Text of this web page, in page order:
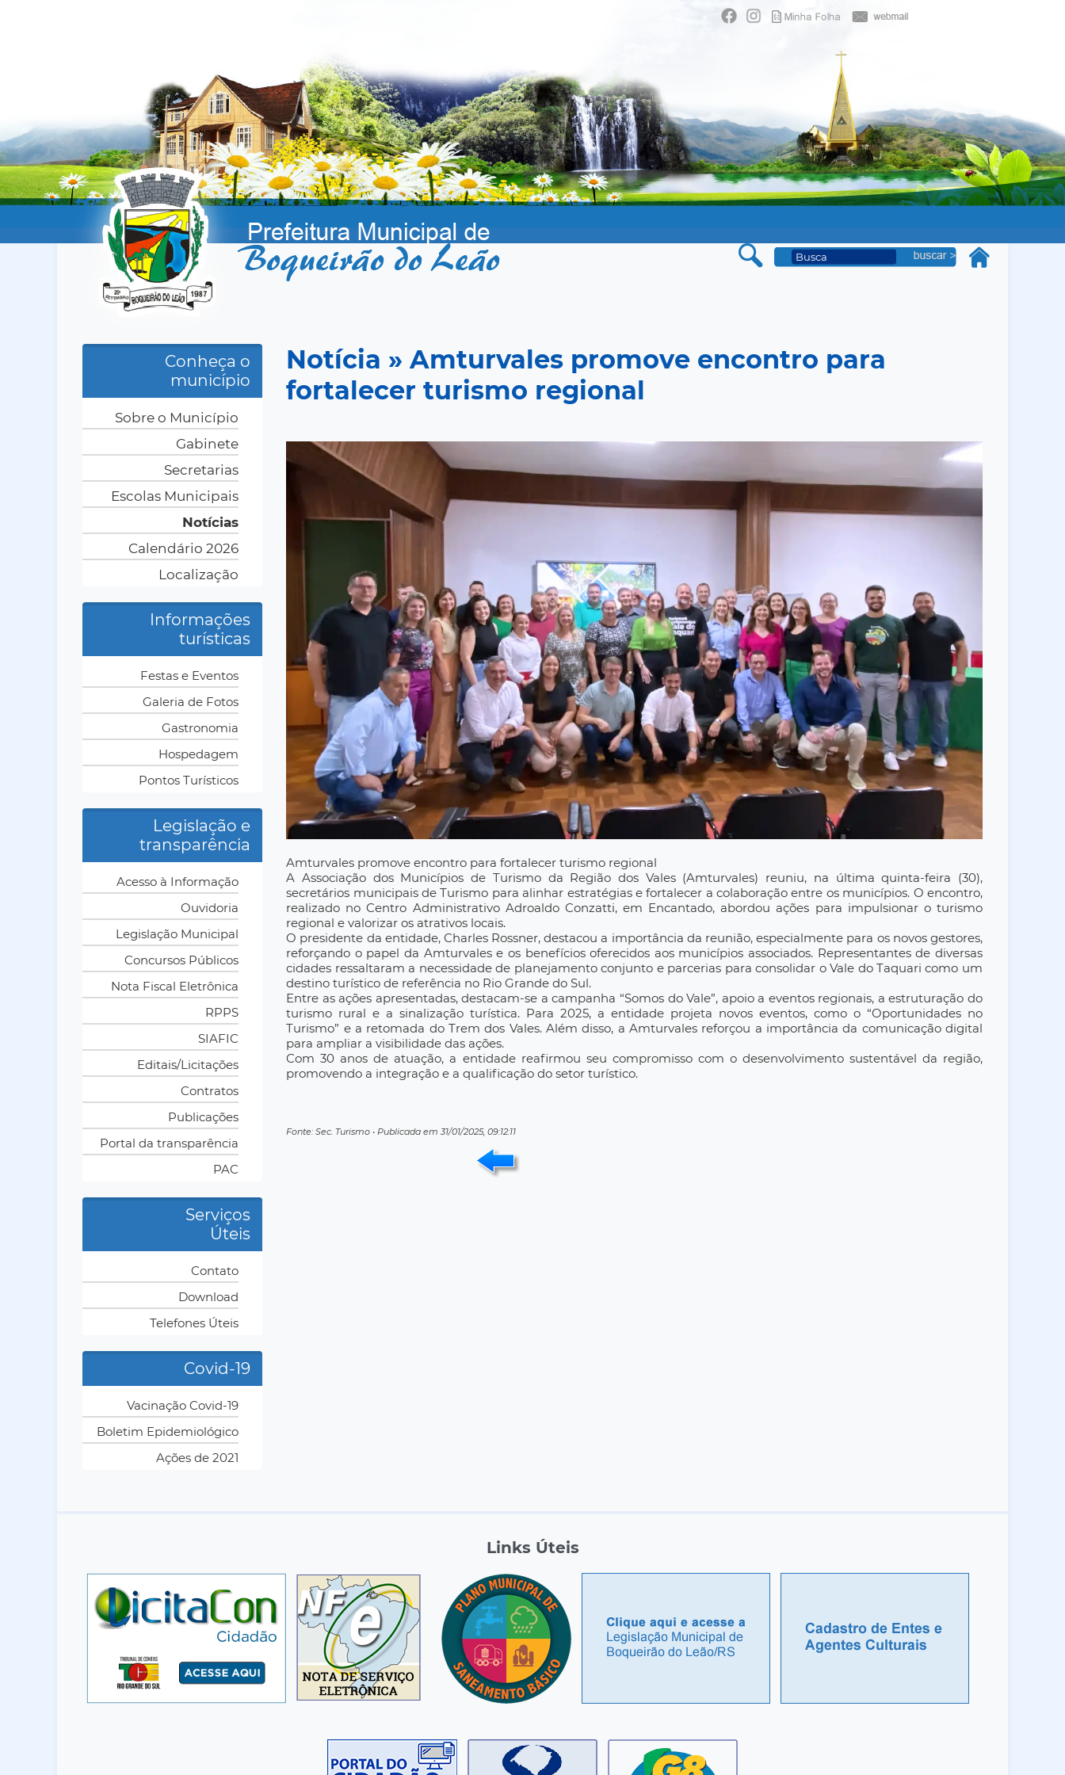
Conheça o
município
Sobre o Município
Gabinete
Secretarias
Escolas Municipais
Notícias
Calendário 2026
Localização
Informações
turísticas
Festas e Eventos
Galeria de Fotos
Gastronomia
Hospedagem
Pontos Turísticos
Legislação e
transparência
Acesso à Informação
Ouvidoria
Legislação Municipal
Concursos Públicos
Nota Fiscal Eletrônica
RPPS
SIAFIC
Editais/Licitações
Contratos
Publicações
Portal da transparência
PAC
Serviços
Úteis
Contato
Download
Telefones Úteis
Covid-19
Vacinação Covid-19
Boletim Epidemiológico
Ações de 2021
Notícia » Amturvales promove encontro para
fortalecer turismo regional
Amturvales promove encontro para fortalecer turismo regional
A Associação dos Municípios de Turismo da Região dos Vales (Amturvales) reuniu, na última quinta-feira (30),
secretários municipais de Turismo para alinhar estratégias e fortalecer a colaboração entre os municípios. O encontro,
realizado no Centro Administrativo Adroaldo Conzatti, em Encantado, abordou ações para impulsionar o turismo
regional e valorizar os atrativos locais.
O presidente da entidade, Charles Rossner, destacou a importância da reunião, especialmente para os novos gestores,
reforçando o papel da Amturvales e os benefícios oferecidos aos municípios associados. Representantes de diversas
cidades ressaltaram a necessidade de planejamento conjunto e parcerias para consolidar o Vale do Taquari como um
destino turístico de referência no Rio Grande do Sul.
Entre as ações apresentadas, destacam-se a campanha “Somos do Vale”, apoio a eventos regionais, a estruturação do
turismo rural e a sinalização turística. Para 2025, a entidade projeta novos eventos, como o “Oportunidades no
Turismo” e a retomada do Trem dos Vales. Além disso, a Amturvales reforçou a importância da comunicação digital
para ampliar a visibilidade das ações.
Com 30 anos de atuação, a entidade reafirmou seu compromisso com o desenvolvimento sustentável da região,
promovendo a integração e a qualificação do setor turístico.
Fonte: Sec. Turismo • Publicada em 31/01/2025, 09:12:11
Links Úteis